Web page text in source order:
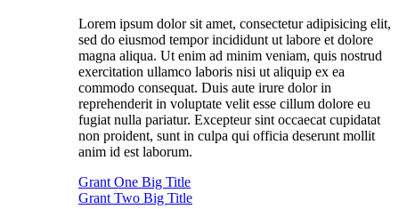
Lorem ipsum dolor sit amet, consectetur adipisicing elit,
sed do eiusmod tempor incididunt ut labore et dolore
magna aliqua. Ut enim ad minim veniam, quis nostrud
exercitation ullamco laboris nisi ut aliquip ex ea
commodo consequat. Duis aute irure dolor in
reprehenderit in voluptate velit esse cillum dolore eu
fugiat nulla pariatur. Excepteur sint occaecat cupidatat
non proident, sunt in culpa qui officia deserunt mollit
anim id est laborum.
Grant One Big Title
Grant Two Big Title